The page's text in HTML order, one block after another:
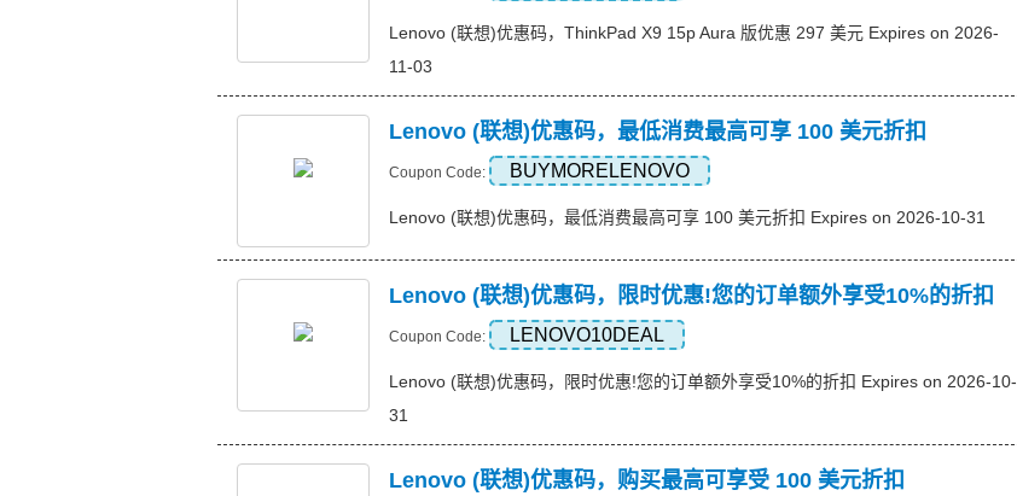
Lenovo (联想)优惠码，ThinkPad X9 15p Aura 版优惠 297 美元 Expires on 2026-
11-03
Lenovo (联想)优惠码，最低消费最高可享 100 美元折扣
Coupon Code: BUYMORELENOVO
Lenovo (联想)优惠码，最低消费最高可享 100 美元折扣 Expires on 2026-10-31
Lenovo (联想)优惠码，限时优惠!您的订单额外享受10%的折扣
Coupon Code: LENOVO10DEAL
Lenovo (联想)优惠码，限时优惠!您的订单额外享受10%的折扣 Expires on 2026-10-
31
Lenovo (联想)优惠码，购买最高可享受 100 美元折扣